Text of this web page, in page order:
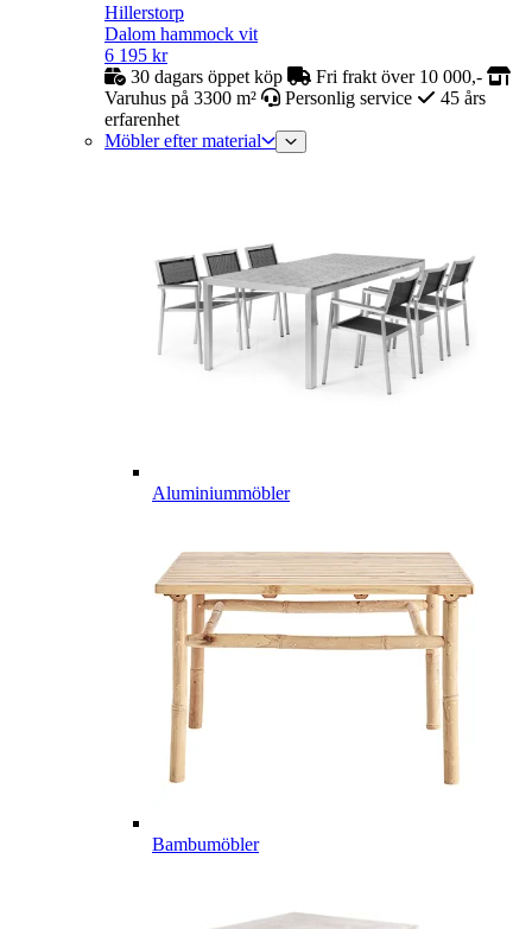
Hillerstorp
Dalom hammock vit
6 195 kr
30 dagars öppet köp
Fri frakt över 10 000,-
Varuhus på 3300 m²
Personlig service
45 års
erfarenhet
Möbler efter material
Aluminiummöbler
Bambumöbler